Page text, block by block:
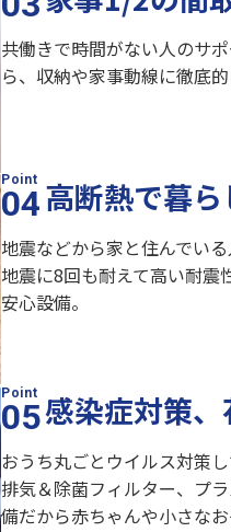
共働きで時間がない人のサ
ら、収納や家事動線に徹底
高断熱で暮
地震などから家と住んでい
地震に8回も耐えて高い耐震
安心設備。
感染症対策
おうち丸ごとウイルス対策
排気＆除菌フィルター、プ
備だから赤ちゃんや小さな